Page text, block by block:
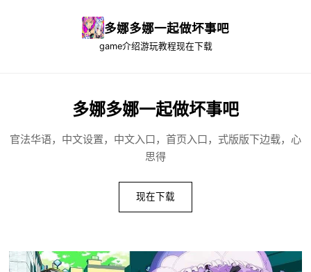
多娜多娜一起做坏事吧
game介绍游玩教程现在下载
多娜多娜一起做坏事吧
官法华语，中文设置，中文入口，首页入口，式版版下边载，心
思得
现在下载